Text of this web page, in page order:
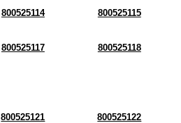
800525114 800525115
800525117 800525118
800525121 800525122